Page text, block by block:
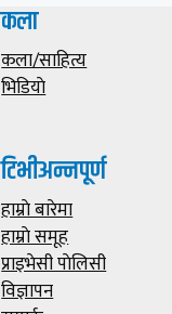
कला
कला/साहित्य
भिडियाे
टिभीअन्नपूर्ण
हाम्राे बारेमा
हाम्राे समूह
प्राइभेसी पाेलिसी
विज्ञापन